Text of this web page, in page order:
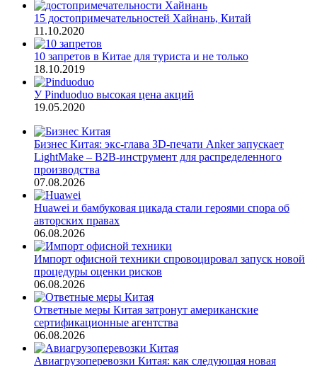
15 достопримечательностей Хайнань, Китай
11.10.2020
10 запретов в Китае для туриста и не только
18.10.2019
У Pinduoduo высокая цена акций
19.05.2020
Бизнес Китая: экс-глава 3D-печати Anker запускает
LightMake – B2B-инструмент для распределенного
производства
07.08.2026
Huawei и бамбуковая цикада стали героями спора об
авторских правах
06.08.2026
Импорт офисной техники спровоцировал запуск новой
процедуры оценки рисков
06.08.2026
Ответные меры Китая затронут американские
сертификационные агентства
06.08.2026
Авиагрузоперевозки Китая: как следующая новая